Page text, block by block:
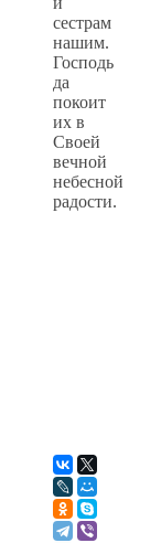
сестрам
нашим.
Господь
да
покоит
их в
Своей
вечной
небесной
радости.